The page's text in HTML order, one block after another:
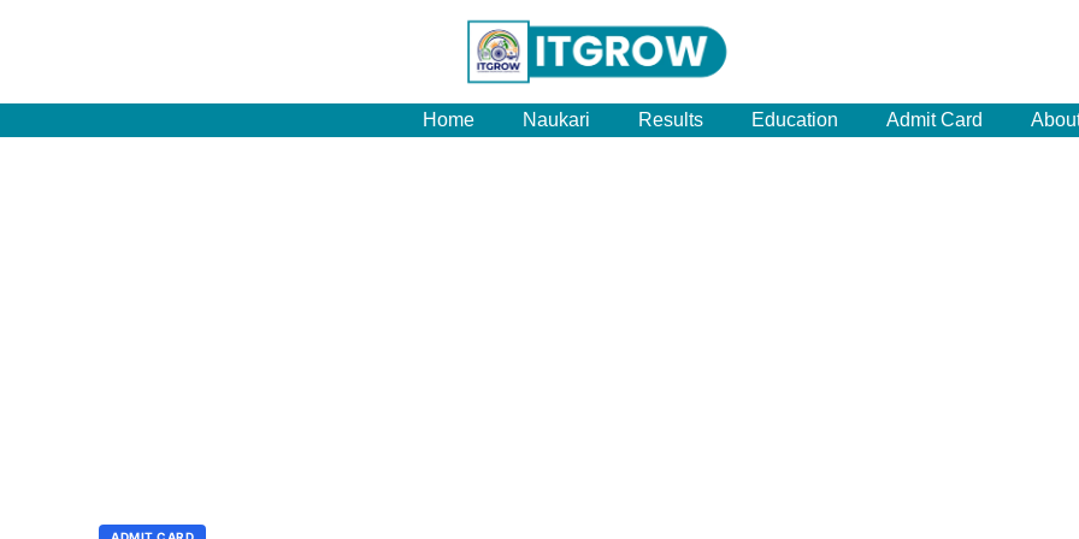
Home Naukari Results Education Admit Card